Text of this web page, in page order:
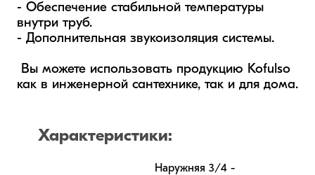
- Обеспечение стабильной температуры
внутри труб.
- Дополнительная звукоизоляция системы.
как в инженерной сантехнике, так и для дома.
Характеристики:
Наружняя 3/4 -